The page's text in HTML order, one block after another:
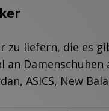
zu liefern, die es
ASICS, New